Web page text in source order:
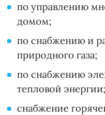
по управлению
домом;
по снабжению и
природного газа;
по снабжению
тепловой энергии;
снабжение